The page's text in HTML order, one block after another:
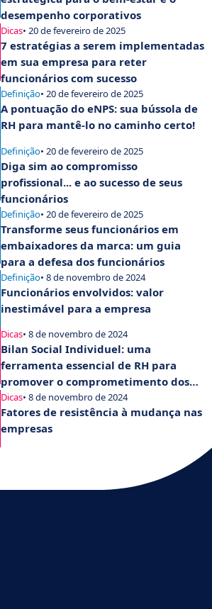
desempenho corporativos
Dicas• 20 de fevereiro de 2025
7 estratégias a serem implementadas
em sua empresa para reter
funcionários com sucesso
Definição• 20 de fevereiro de 2025
A pontuação do eNPS: sua bússola de
RH para mantê-lo no caminho certo!
Definição• 20 de fevereiro de 2025
Diga sim ao compromisso
profissional... e ao sucesso de seus
funcionários
Definição• 20 de fevereiro de 2025
Transforme seus funcionários em
embaixadores da marca: um guia
para a defesa dos funcionários
Definição• 8 de novembro de 2024
Funcionários envolvidos: valor
inestimável para a empresa
Dicas• 8 de novembro de 2024
Bilan Social Individuel: uma
ferramenta essencial de RH para
promover o comprometimento dos
funcionários
Dicas• 8 de novembro de 2024
Fatores de resistência à mudança nas
empresas